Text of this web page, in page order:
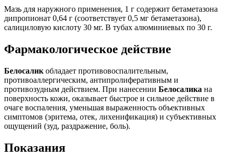
Мазь для наружного применения, 1 г содержит бетаметазона
дипропионат 0,64 г (соответствует 0,5 мг бетаметазона),
салициловую кислоту 30 мг. В тубах алюминиевых по 30 г.
Фармакологическое действие
Белосалик обладает противовоспалительным,
противоаллергическим, антипролиферативным и
противозудным действием. При нанесении Белосалика на
поверхность кожи, оказывает быстрое и сильное действие в
очаге воспаления, уменьшая выраженность объективных
симптомов (эритема, отек, лихенификация) и субъективных
ощущений (зуд, раздражение, боль).
Показания